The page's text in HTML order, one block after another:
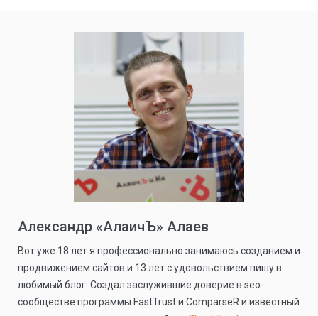
Александр «АлаичЪ» Алаев
Вот уже 18 лет я профессионально занимаюсь созданием и
продвижением сайтов и 13 лет с удовольствием пишу в
любимый блог. Создал заслужившие доверие в seo-
сообществе программы FastTrust и ComparseR и известный